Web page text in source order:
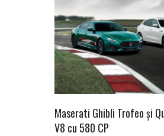
Maserati Ghibli Trofeo și
V8 cu 580 CP